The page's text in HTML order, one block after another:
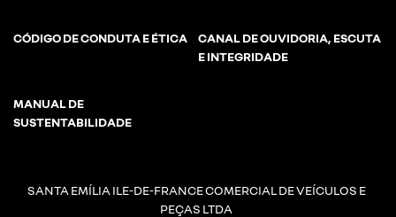
CÓDIGO DE CONDUTA E ÉTICA
CANAL DE OUVIDORIA, ESCUTA
E INTEGRIDADE
MANUAL DE
SUSTENTABILIDADE
SANTA EMÍLIA ILE-DE-FRANCE COMERCIAL DE VEÍCULOS E
PEÇAS LTDA